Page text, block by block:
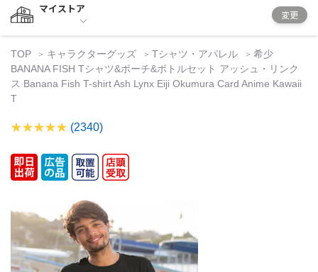
マイストア
変更
TOP キャラクターグッズ Tシャツ・アパレル
希少
BANANA FISH Tシャツ&ポーチ&ボトルセット アッシュ・リンク
ス Banana Fish T-shirt Ash Lynx Eiji Okumura Card Anime Kawaii
T
(2340)